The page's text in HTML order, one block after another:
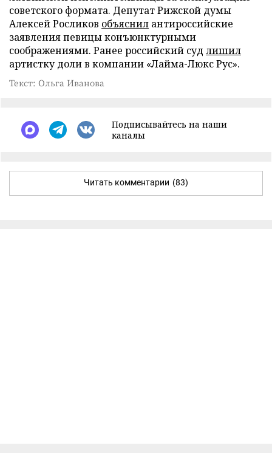
советского формата. Депутат Рижской думы
Алексей Росликов объяснил антироссийские
заявления певицы конъюнктурными
соображениями. Ранее российский суд лишил
артистку доли в компании «Лайма-Люкс Рус».
Текст: Ольга Иванова
Подписывайтесь на наши
каналы
Читать комментарии (83)